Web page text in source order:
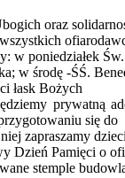
oraz
w poniedziałek
w środę -ŚŚ.
łask Bożych
prywatną
się
zapraszamy
Dzień Pamięci o
stemple